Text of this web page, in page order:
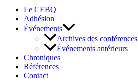
Le CEBQ
Adhésion
Événements
Archives des conférences
Événements antérieurs
Chroniques
Références
Contact